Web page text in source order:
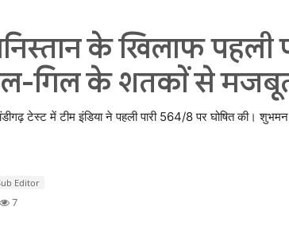
के खिलाफ पहली
गिल के शतकों से
टेस्ट में टीम इंडिया ने पहली पारी 564/8 पर घोषित की।
Public Figure • 11 Jun, 2026
Editor
7